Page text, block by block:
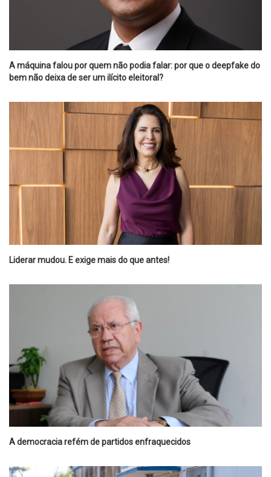
A máquina falou por quem não podia falar: por que o deepfake do
bem não deixa de ser um ilícito eleitoral?
Liderar mudou. E exige mais do que antes!
A democracia refém de partidos enfraquecidos